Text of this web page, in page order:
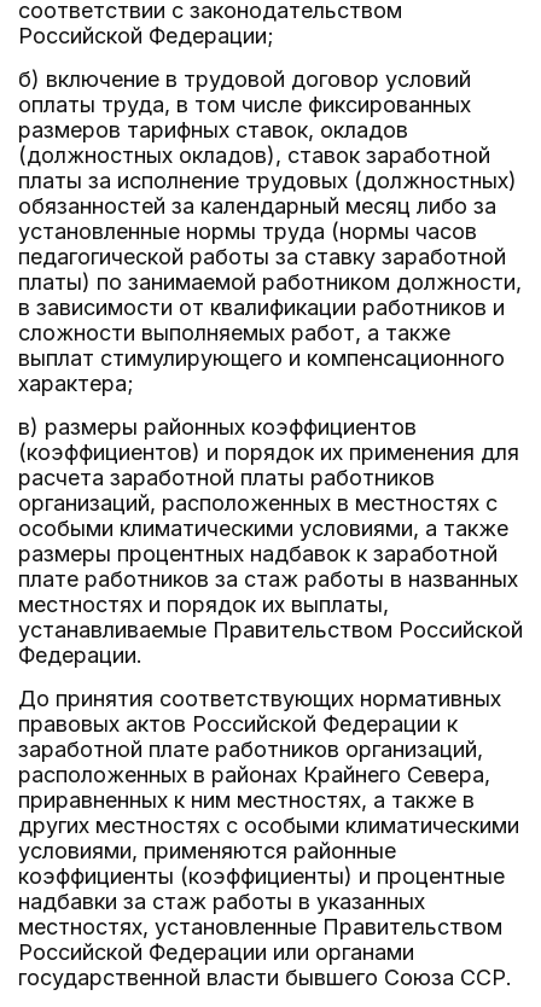
соответствии с законодательством
Российской Федерации;
б) включение в трудовой договор условий
оплаты труда, в том числе фиксированных
размеров тарифных ставок, окладов
(должностных окладов), ставок заработной
платы за исполнение трудовых (должностных)
обязанностей за календарный месяц либо за
установленные нормы труда (нормы часов
педагогической работы за ставку заработной
платы) по занимаемой работником должности,
в зависимости от квалификации работников и
сложности выполняемых работ, а также
выплат стимулирующего и компенсационного
характера;
в) размеры районных коэффициентов
(коэффициентов) и порядок их применения для
расчета заработной платы работников
организаций, расположенных в местностях с
особыми климатическими условиями, а также
размеры процентных надбавок к заработной
плате работников за стаж работы в названных
местностях и порядок их выплаты,
устанавливаемые Правительством Российской
Федерации.
До принятия соответствующих нормативных
правовых актов Российской Федерации к
заработной плате работников организаций,
расположенных в районах Крайнего Севера,
приравненных к ним местностях, а также в
других местностях с особыми климатическими
условиями, применяются районные
коэффициенты (коэффициенты) и процентные
надбавки за стаж работы в указанных
местностях, установленные Правительством
Российской Федерации или органами
государственной власти бывшего Союза ССР.